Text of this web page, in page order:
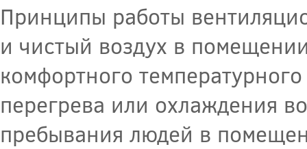
Принципы работы
и чистый воздух в
комфортного
перегрева или охлаждения
пребывания людей в